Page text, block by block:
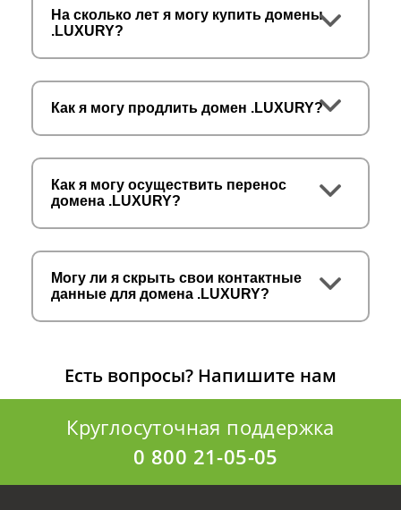
На сколько лет я могу купить домены
.LUXURY?
Как я могу продлить домен .LUXURY?
Как я могу осуществить перенос
домена .LUXURY?
Могу ли я скрыть свои контактные
данные для домена .LUXURY?
Есть вопросы? Напишите нам
Круглосуточная поддержка
0 800 21-05-05